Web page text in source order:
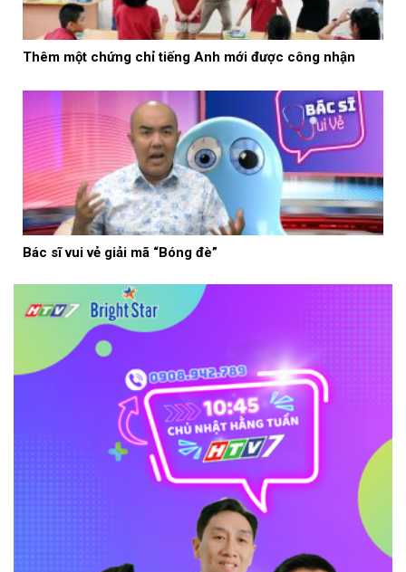
Thêm một chứng chỉ tiếng Anh mới được công nhận
Bác sĩ vui vẻ giải mã “Bóng đè”